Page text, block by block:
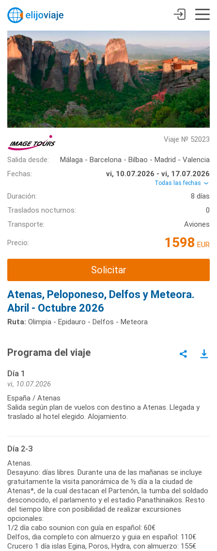
Viaje № 52023
Salida desde:
Málaga - Barcelona - Bilbao - Madrid - Valencia
Fechas:
vi, 10.07.2026 - vi, 17.07.2026
Todas las fechas
Duración:
8 días
Traslados nocturnos:
0
Transporte:
Aviones
Precio: 1598 EUR
Solicitar
Atenas, Peloponeso, Delfos y Meteora.
Abril - Octubre 2026
Ruta: Olimpia - Epidauro - Delfos - Meteora
Programa del viaje
Día 1
vi, 10.07.2026
España / Atenas
Salida según plan de vuelos con destino a Atenas. Llegada y
traslado al hotel elegido. Alojamiento.
Día 2-3
Atenas.
Desayuno: días libres. Durante una de las mañanas se incluye
gratuitamente la visita panorámica de ½ día a la ciudad de
Atenas*, de la cual destacan el Partenón, la tumba del soldado
desconocido, el parlamento y el estadio Panathinaikos. Resto
del tiempo libre con posibilidad de realizar excursiones
opcionales:
1/2 día cabo sounion con guía en español: 60€
Delfos, dia completo con almuerzo y guia en español: 110€
Crucero 1 día islas Egina, Poros, Hydra, con almuerzo: 155€